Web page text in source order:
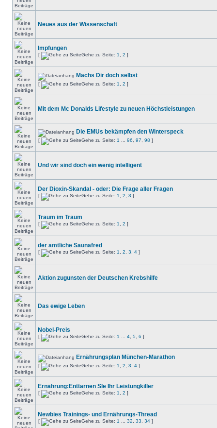
Neues aus der Wissenschaft
Impfungen
[ Gehe zu Seite: 1 2 ]
Machs Dir doch selbst
[ Gehe zu Seite: 1 2 ]
Mit dem Mc Donalds Lifestyle zu neuen Höchstleistungen
Die EMUs bekämpfen den Winterspeck
[ Gehe zu Seite: 1 96 97 98 ]
Und wir sind doch ein wenig intelligent
Der Dioxin-Skandal - oder: Die Frage aller Fragen
[ Gehe zu Seite: 1 2 3 ]
Traum im Traum
[ Gehe zu Seite: 1 2 ]
der amtliche Saunafred
[ Gehe zu Seite: 1 2 3 4 ]
Aktion zugunsten der Deutschen Krebshilfe
Das ewige Leben
Nobel-Preis
[ Gehe zu Seite: 1 4 5 6 ]
Ernährungsplan München-Marathon
[ Gehe zu Seite: 1 2 3 4 ]
Ernährung:Enttarnen SIe Ihr Leistungkiller
[ Gehe zu Seite: 1 2 ]
Newbies Trainings- und Ernährungs-Thread
[ Gehe zu Seite: 1 32 33 34 ]